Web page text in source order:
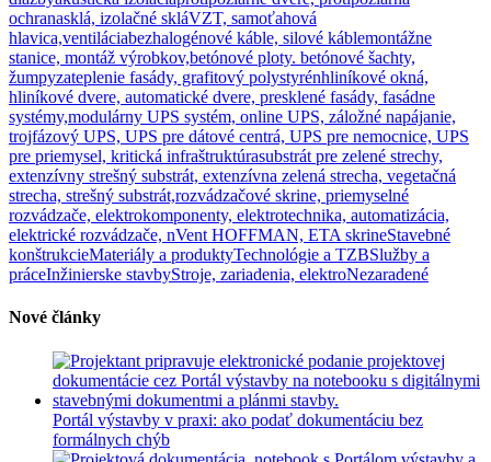
ochranasklá, izolačné skláVZT, samoťahová
hlavica,ventiláciabezhalogénové káble, silové káblemontážne
stanice, montáž výrobkov,betónové ploty. betónové šachty,
žumpyzateplenie fasády, grafitový polystyrénhliníkové okná,
hliníkové dvere, automatické dvere, presklené fasády, fasádne
systémy,modulárny UPS systém, online UPS, záložné napájanie,
trojfázový UPS, UPS pre dátové centrá, UPS pre nemocnice, UPS
pre priemysel, kritická infraštruktúrasubstrát pre zelené strechy,
extenzívny strešný substrát, extenzívna zelená strecha, vegetačná
strecha, strešný substrát,rozvádzačové skrine, priemyselné
rozvádzače, elektrokomponenty, elektrotechnika, automatizácia,
elektrické rozvádzače, nVent HOFFMAN, ETA skrineStavebné
konštrukcieMateriály a produktyTechnológie a TZBSlužby a
práceInžinierske stavbyStroje, zariadenia, elektroNezaradené
Nové články
Portál výstavby v praxi: ako podať dokumentáciu bez
formálnych chýb